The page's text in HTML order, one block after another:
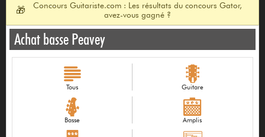
🎁
Concours Guitariste.com : Les résultats du concours Gator,
avez-vous gagné ?
Achat basse Peavey
Tous Guitare
Basse Amplis